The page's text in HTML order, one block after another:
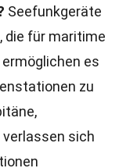
Seefunkgeräte
die für maritime
es
zu
sich